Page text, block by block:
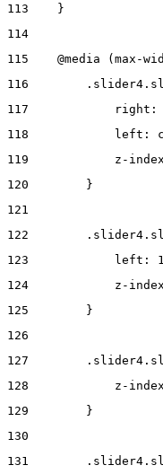
113
    }
114
115
@media (max-
116
117
right:
118
left:
119
z-
120
        }
121
122
123
left:
124
z-
125
        }
126
127
128
z-
129
        }
130
131